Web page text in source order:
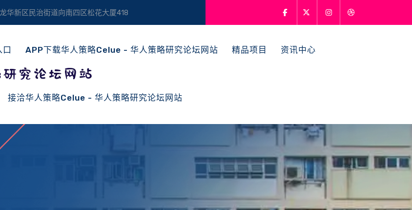
华新区民治街道向南四区松花大厦418
APP下载华人策略celue - 华人策略研究论坛网站 精品项目 资讯中心
接洽华人策略celue - 华人策略研究论坛网站